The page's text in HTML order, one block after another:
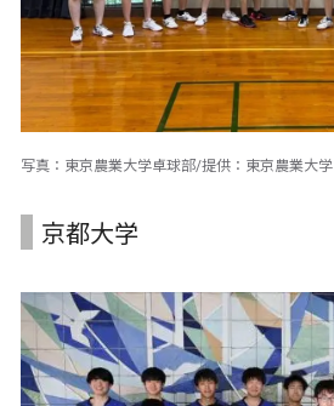
写真：東京農業大学卓球部/提供：東京農業大学
京都大学